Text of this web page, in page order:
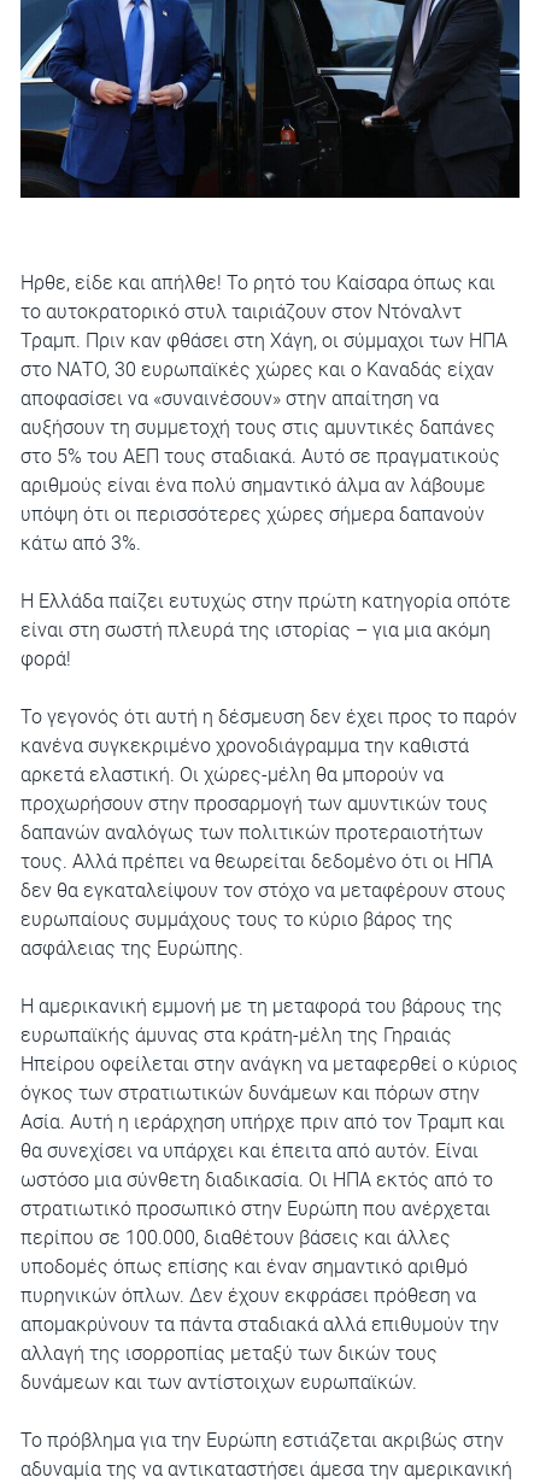
Ηρθε, είδε και απήλθε! Το ρητό του Καίσαρα όπως και
το αυτοκρατορικό στυλ ταιριάζουν στον Ντόναλντ
Τραμπ. Πριν καν φθάσει στη Χάγη, οι σύμμαχοι των ΗΠΑ
στο ΝΑΤΟ, 30 ευρωπαϊκές χώρες και ο Καναδάς είχαν
αποφασίσει να «συναινέσουν» στην απαίτηση να
αυξήσουν τη συμμετοχή τους στις αμυντικές δαπάνες
στο 5% του ΑΕΠ τους σταδιακά. Αυτό σε πραγματικούς
αριθμούς είναι ένα πολύ σημαντικό άλμα αν λάβουμε
υπόψη ότι οι περισσότερες χώρες σήμερα δαπανούν
κάτω από 3%.
Η Ελλάδα παίζει ευτυχώς στην πρώτη κατηγορία οπότε
είναι στη σωστή πλευρά της ιστορίας – για μια ακόμη
φορά!
Το γεγονός ότι αυτή η δέσμευση δεν έχει προς το παρόν
κανένα συγκεκριμένο χρονοδιάγραμμα την καθιστά
αρκετά ελαστική. Οι χώρες-μέλη θα μπορούν να
προχωρήσουν στην προσαρμογή των αμυντικών τους
δαπανών αναλόγως των πολιτικών προτεραιοτήτων
τους. Αλλά πρέπει να θεωρείται δεδομένο ότι οι ΗΠΑ
δεν θα εγκαταλείψουν τον στόχο να μεταφέρουν στους
ευρωπαίους συμμάχους τους το κύριο βάρος της
ασφάλειας της Ευρώπης.
Η αμερικανική εμμονή με τη μεταφορά του βάρους της
ευρωπαϊκής άμυνας στα κράτη-μέλη της Γηραιάς
Ηπείρου οφείλεται στην ανάγκη να μεταφερθεί ο κύριος
όγκος των στρατιωτικών δυνάμεων και πόρων στην
Ασία. Αυτή η ιεράρχηση υπήρχε πριν από τον Τραμπ και
θα συνεχίσει να υπάρχει και έπειτα από αυτόν. Είναι
ωστόσο μια σύνθετη διαδικασία. Οι ΗΠΑ εκτός από το
στρατιωτικό προσωπικό στην Ευρώπη που ανέρχεται
περίπου σε 100.000, διαθέτουν βάσεις και άλλες
υποδομές όπως επίσης και έναν σημαντικό αριθμό
πυρηνικών όπλων. Δεν έχουν εκφράσει πρόθεση να
απομακρύνουν τα πάντα σταδιακά αλλά επιθυμούν την
αλλαγή της ισορροπίας μεταξύ των δικών τους
δυνάμεων και των αντίστοιχων ευρωπαϊκών.
Το πρόβλημα για την Ευρώπη εστιάζεται ακριβώς στην
αδυναμία της να αντικαταστήσει άμεσα την αμερικανική